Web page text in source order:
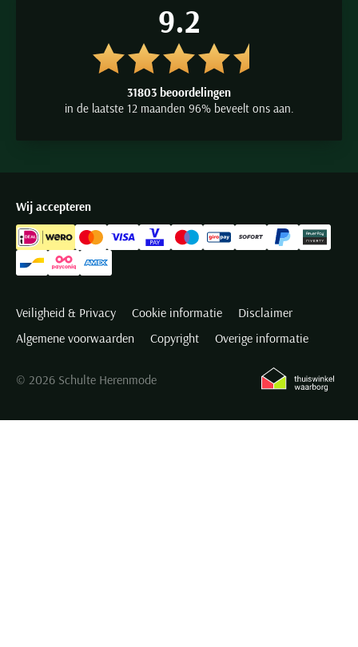
9.2
31803 beoordelingen
in de laatste 12 maanden 96% beveelt ons aan.
Wij accepteren
Veiligheid & Privacy Cookie informatie
Disclaimer
Algemene voorwaarden
Copyright Overige informatie
© 2026 Schulte Herenmode